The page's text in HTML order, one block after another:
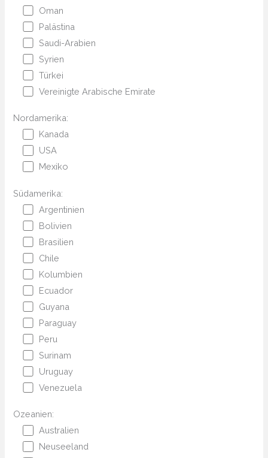
Oman
Palästina
Saudi-Arabien
Syrien
Türkei
Vereinigte Arabische Emirate
Nordamerika:
Kanada
USA
Mexiko
Südamerika:
Argentinien
Bolivien
Brasilien
Chile
Kolumbien
Ecuador
Guyana
Paraguay
Peru
Surinam
Uruguay
Venezuela
Ozeanien:
Australien
Neuseeland